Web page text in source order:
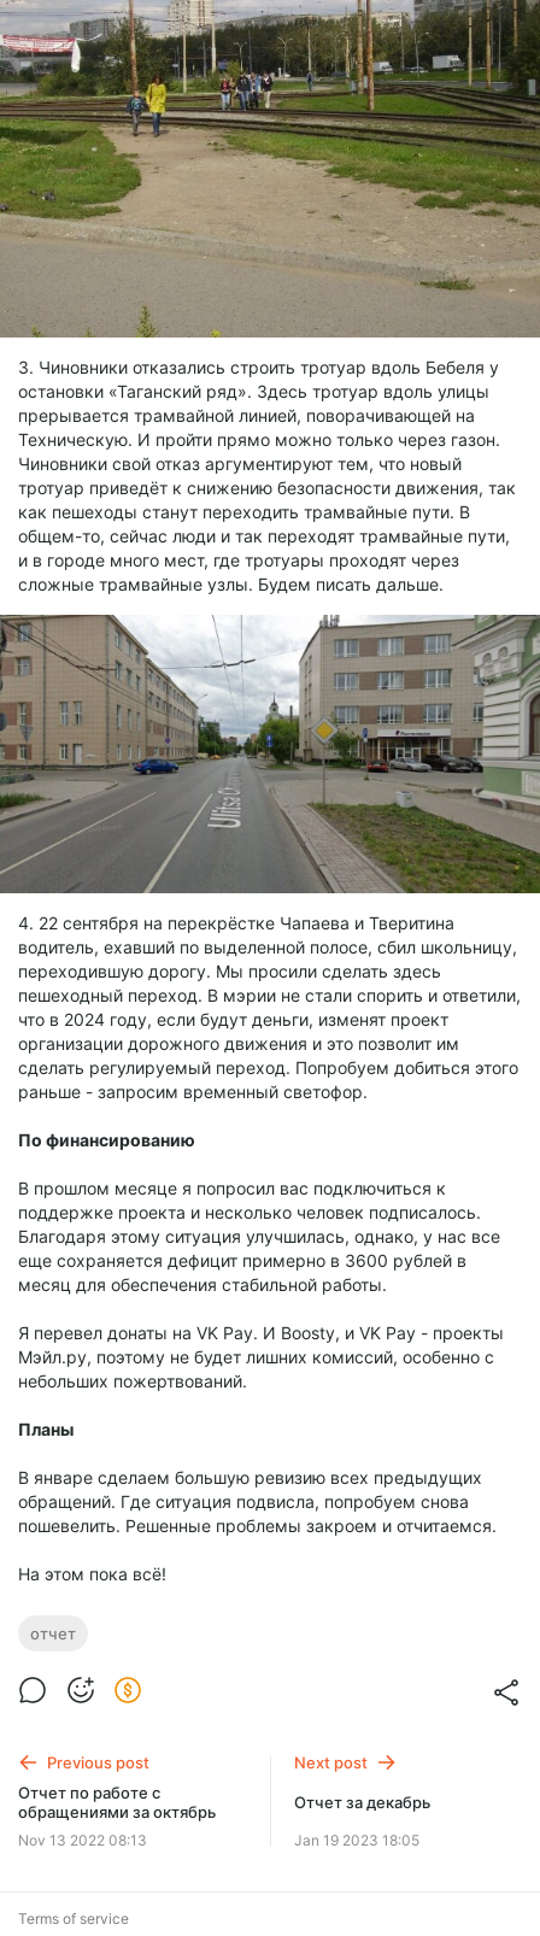
3. Чиновники отказались строить тротуар вдоль Бебеля у
остановки «Таганский ряд». Здесь тротуар вдоль улицы
прерывается трамвайной линией, поворачивающей на
Техническую. И пройти прямо можно только через газон.
Чиновники свой отказ аргументируют тем, что новый
тротуар приведёт к снижению безопасности движения, так
как пешеходы станут переходить трамвайные пути. В
общем-то, сейчас люди и так переходят трамвайные пути,
и в городе много мест, где тротуары проходят через
сложные трамвайные узлы. Будем писать дальше.
4. 22 сентября на перекрёстке Чапаева и Тверитина
водитель, ехавший по выделенной полосе, сбил школьницу,
переходившую дорогу. Мы просили сделать здесь
пешеходный переход. В мэрии не стали спорить и ответили,
что в 2024 году, если будут деньги, изменят проект
организации дорожного движения и это позволит им
сделать регулируемый переход. Попробуем добиться этого
раньше - запросим временный светофор.
По финансированию
В прошлом месяце я попросил вас подключиться к
поддержке проекта и несколько человек подписалось.
Благодаря этому ситуация улучшилась, однако, у нас все
еще сохраняется дефицит примерно в 3600 рублей в
месяц для обеспечения стабильной работы.
Я перевел донаты на VK Pay. И Boosty, и VK Pay - проекты
Мэйл.ру, поэтому не будет лишних комиссий, особенно с
небольших пожертвований.
Планы
В январе сделаем большую ревизию всех предыдущих
обращений. Где ситуация подвисла, попробуем снова
пошевелить. Решенные проблемы закроем и отчитаемся.
На этом пока всё!
отчет
Previous post
Отчет по работе с
обращениями за октябрь
Nov 13 2022 08:13
Next post
Отчет за декабрь
Jan 19 2023 18:05
Terms of service